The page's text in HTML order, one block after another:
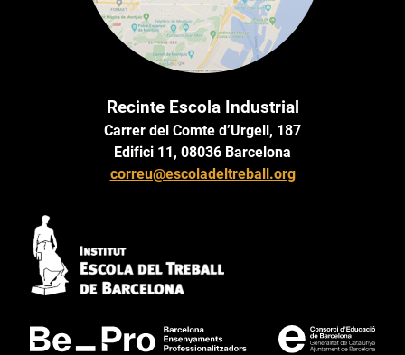
Recinte Escola Industrial
Carrer del Comte d’Urgell, 187
Edifici 11, 08036 Barcelona
correu@escoladeltreball.org